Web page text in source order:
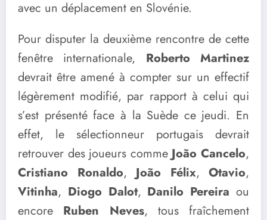
avec un déplacement en Slovénie.
Pour disputer la deuxième rencontre de cette
fenêtre internationale, Roberto Martinez
devrait être amené à compter sur un effectif
légèrement modifié, par rapport à celui qui
s’est présenté face à la Suède ce jeudi. En
effet, le sélectionneur portugais devrait
retrouver des joueurs commeJoão Cancelo,
Cristiano Ronaldo, João Félix, Otavio,
Vitinha, Diogo Dalot, Danilo Pereira ou
encore Ruben Neves, tous fraîchement